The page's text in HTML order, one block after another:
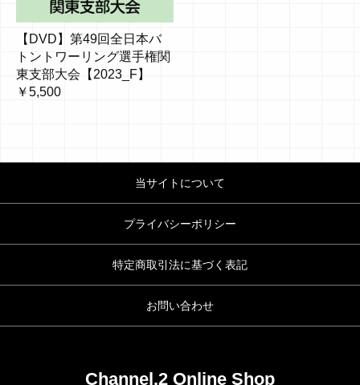
【DVD】第49回全日本バ
トントワーリング選手権関
東支部大会【2023_F】
￥5,500
当サイトについて
プライバシーポリシー
特定商取引法に基づく表記
お問い合わせ
Channel.2 Online Shop